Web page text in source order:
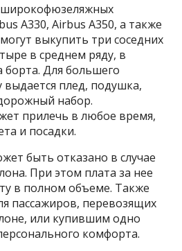
широкофюзеляжных
А330, Airbus А350, а также
выкупить три соседних
в среднем ряду, в
борта. Для большего
плед, подушка,
набор.
прилечь в любое время,
и посадки.
быть отказано в случае
При этом плата за нее
в полном объеме. Также
пассажиров, перевозящих
или купившим одно
комфорта.